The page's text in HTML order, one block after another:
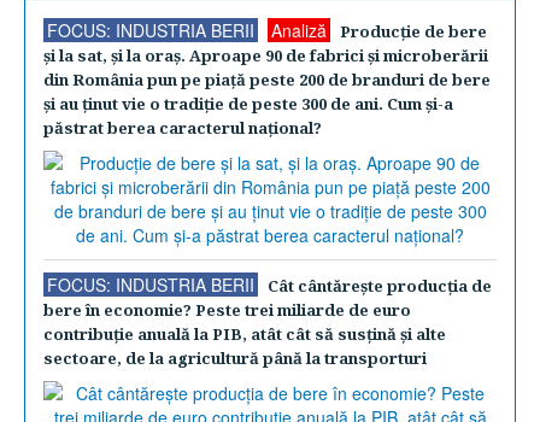
FOCUS: INDUSTRIA BERII Analiză
Producţie de bere
şi la sat, şi la oraş. Aproape 90 de fabrici şi microberării
din România pun pe piaţă peste 200 de branduri de bere
şi au ţinut vie o tradiţie de peste 300 de ani. Cum şi-a
păstrat berea caracterul naţional?
FOCUS: INDUSTRIA BERII
Cât cântăreşte producţia de
bere în economie? Peste trei miliarde de euro
contribuţie anuală la PIB, atât cât să susţină şi alte
sectoare, de la agricultură până la transporturi